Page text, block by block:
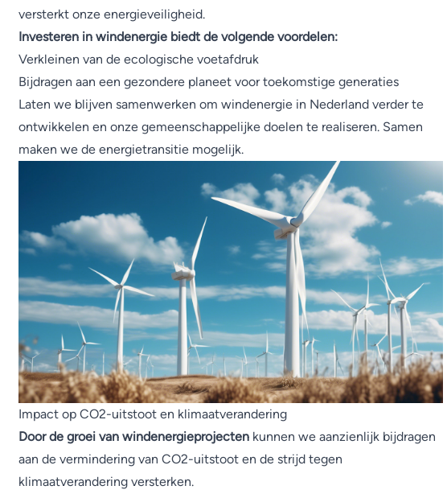
versterkt onze energieveiligheid.
Investeren in windenergie biedt de volgende voordelen:
Verkleinen van de ecologische voetafdruk
Bijdragen aan een gezondere planeet voor toekomstige generaties
Laten we blijven samenwerken om windenergie in Nederland verder te
ontwikkelen en onze gemeenschappelijke doelen te realiseren. Samen
maken we de energietransitie mogelijk.
Impact op CO2-uitstoot en klimaatverandering
Door de groei van windenergieprojecten kunnen we aanzienlijk bijdragen
aan de vermindering van CO2-uitstoot en de strijd tegen
klimaatverandering versterken.